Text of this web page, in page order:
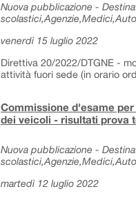
Nuova pubblicazione -
venerdì 15 luglio 2022
Direttiva 20/2022/DTGNE -
attività fuori sede (in orario
Commissione d'esame
dei veicoli - risultati prova
Nuova pubblicazione -
martedì 12 luglio 2022